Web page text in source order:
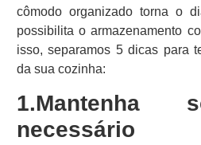
cômodo organizado torna o
possibilita o armazenamento
isso, separamos 5 dicas para
da sua cozinha:
1.Mantenha
necessário